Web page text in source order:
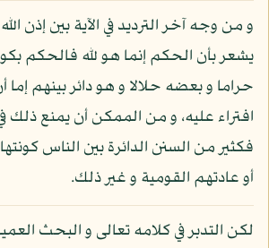
و من وجه آخر الترديد في الآية بين إذن الله
يشعر بأن الحكم إنما هو لله فالحكم
حراما و بعضه حلالا و هو دائر بينهم إما
افتراء عليه، و من الممكن أن يمنع ذلك
فكثير من السنن الدائرة بين الناس
أو عادتهم القومية و غير ذلك.
لكن التدبر في كلامه تعالى و البحث